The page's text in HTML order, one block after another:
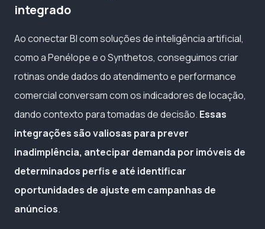
integrado
Ao conectar BI com soluções de inteligência artificial,
como a Penélope e o Synthetos, conseguimos criar
rotinas onde dados do atendimento e performance
comercial conversam com os indicadores de locação,
dando contexto para tomadas de decisão. Essas
integrações são valiosas para prever
inadimplência, antecipar demanda por imóveis de
determinados perfis e até identificar
oportunidades de ajuste em campanhas de
anúncios.